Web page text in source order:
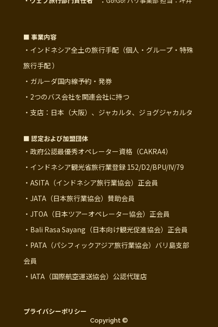
■ 事業内容
・インドネシア全土の旅行手配（個人・グループ・特殊
旅行手配 ）
・ガルーダ国内線予約・発券
・2つのバス会社を関連会社に持つ
・支店：日本（大阪）、ジャカルタ、ジョグジャカルタ
■ 認定および加盟団体
・政府公認最優秀オペレーター資格（CAKRA4）
・インドネシア観光省旅行業登録 152/D2/BPU/IV/79
・ASITA（インドネシア旅行業協会）正会員
・JATA（日本旅行業協会）賛助会員
・JTOA（日本ツアーオペレーター協会）正会員
・Bali Rasa Sayang（日本向け観光促進協会）正会員
・PATA（パシフィックアジア旅行業協会）バリ島支部
会員
・IATA（国際航空運送協会）公認代理店
プライバシーポリシー
Copyright ©